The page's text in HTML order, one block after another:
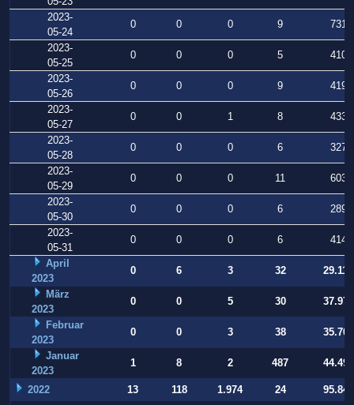
2023-
05-24
0 0 0 9
731
2023-
05-25
0 0 0 5
410
2023-
05-26
0 0 0 9
419
2023-
05-27
0 0 1 8
433
2023-
05-28
0 0 0 6
327
2023-
05-29
0 0 0 11
603
2023-
05-30
0 0 0 6
289
2023-
05-31
0 0 0 6
414
April
2023
0 6 3 32
29.112
März
2023
0 0 5 30
37.973
Februar
2023
0 0 3 38
35.709
Januar
2023
1 8 2 487 44.497
2022 13 118 1.974 24
95.847